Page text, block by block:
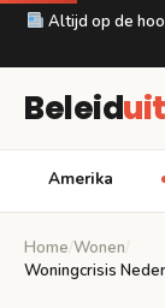
Altijd op de
Beleid
Amerika
Home Wonen